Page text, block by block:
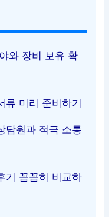
와 장비 보유 확
류 미리 준비하기
담원과 적극 소통
기 꼼꼼히 비교하